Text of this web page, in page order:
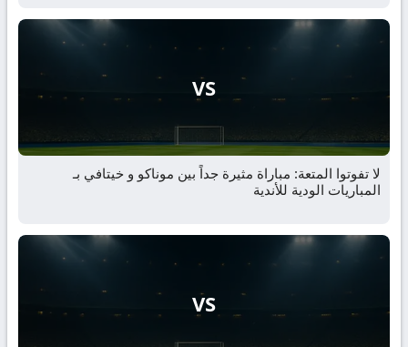
VS
لا تفوتوا المتعة: مباراة مثيرة جداً بين موناكو و خيتافي بـ
المباريات الودية للأندية
VS